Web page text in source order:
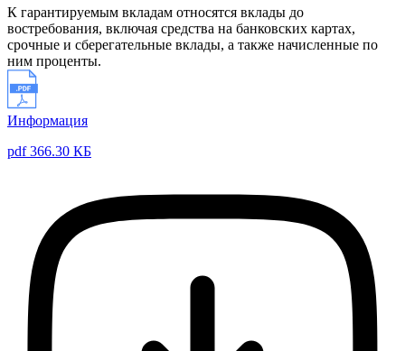
К гарантируемым вкладам относятся вклады до
востребования, включая средства на банковских картах,
срочные и сберегательные вклады, а также начисленные по
ним проценты.
Информация
pdf 366.30 КБ